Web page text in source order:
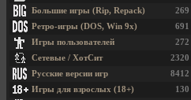
269
Большие игры (Rip, Repack)
691
Ретро-игры (DOS, Win 9x)
272
Игры пользователей
2320
Сетевые / ХотСит
8412
Русские версии игр
130
Игры для взрослых (18+)